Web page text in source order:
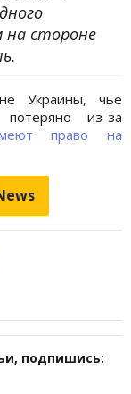
стороне
Украины, чье
из-за
право на
подпишись: